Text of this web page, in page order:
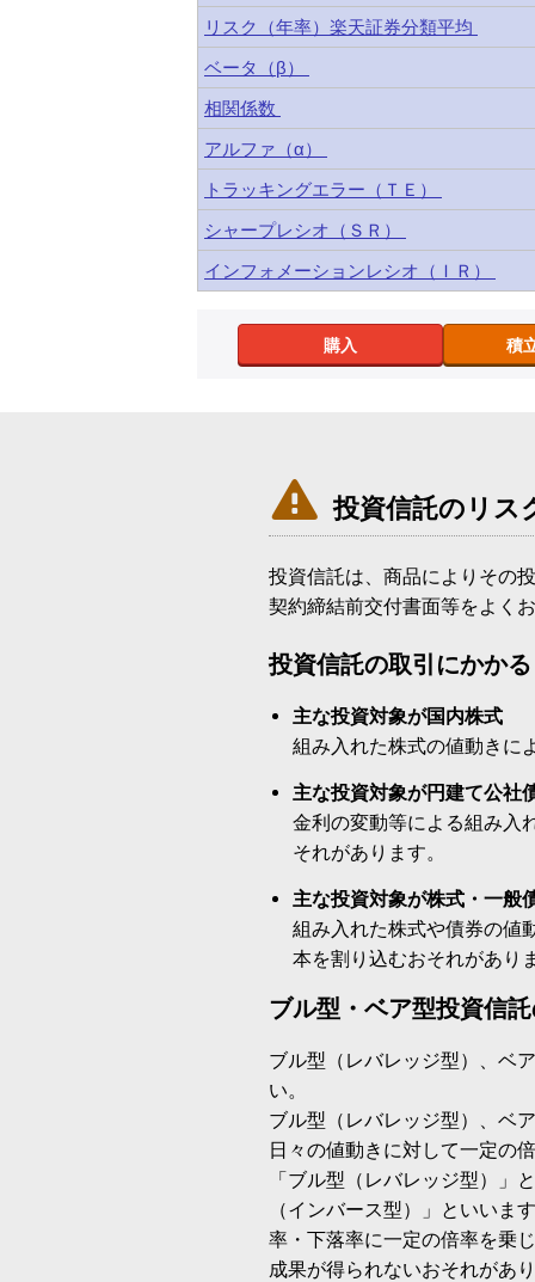
リスク（年率）楽天証券分類平均
ベータ（β）
相関係数
アルファ（α）
トラッキングエラー（ＴＥ）
シャープレシオ（ＳＲ）
インフォメーションレシオ（ＩＲ）
購入 積
 投資信託のリス
投資信託は、商品によりその
契約締結前交付書面等をよく
投資信託の取引にかか
主な投資対象が国内株式
組み入れた株式の値動きに
主な投資対象が円建て公社
金利の変動等による組み入
それがあります。
主な投資対象が株式・一般
組み入れた株式や債券の値
本を割り込むおそれがあり
ブル型・ベア型投資信
ブル型（レバレッジ型）、ベ
い。
ブル型（レバレッジ型）、ベ
日々の値動きに対して一定の
「ブル型（レバレッジ型）」
（インバース型）」といいま
率・下落率に一定の倍率を乗
成果が得られないおそれがあ